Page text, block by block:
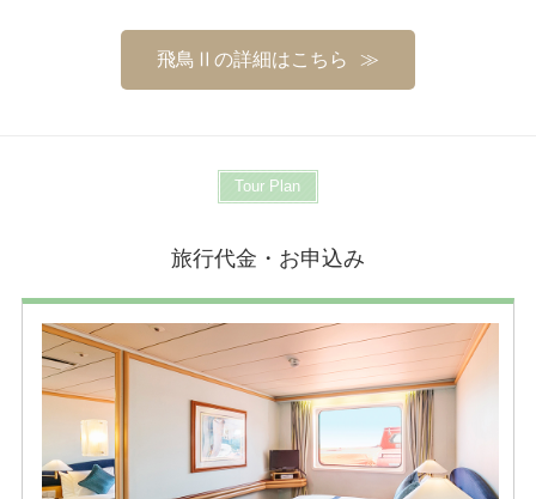
飛鳥Ⅱの詳細はこちら
Tour Plan
旅行代金・お申込み